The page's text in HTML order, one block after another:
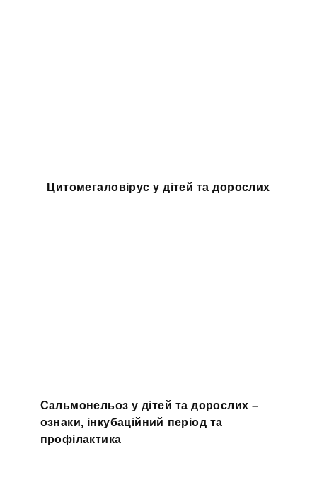
Цитомегаловірус у дітей та дорослих
Сальмонельоз у дітей та дорослих –
ознаки, інкубаційний період та
профілактика